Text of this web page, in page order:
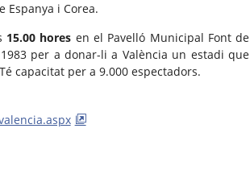
Espanya i Corea.
15.00 hores en el Pavelló Municipal Font de
per a donar-li a València un estadi que
capacitat per a 9.000 espectadors.